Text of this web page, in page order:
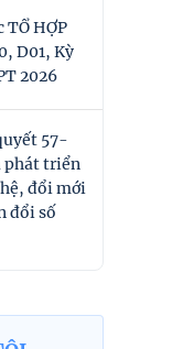
TỔ HỢP
D01, Kỳ
2026
57-
phát triển
đổi mới
đổi số